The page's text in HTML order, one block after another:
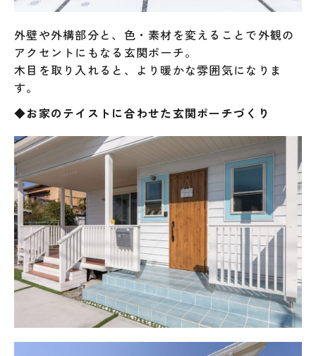
外壁や外構部分と、色・素材を変えることで外観の
アクセントにもなる玄関ポーチ。
木目を取り入れると、より暖かな雰囲気になりま
す。
◆お家のテイストに合わせた玄関ポーチづくり